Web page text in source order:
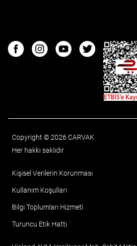
FacebookInstagramYoutubeTwitter
ETBIS
Copyright © 2026 CARVAK
Her hakkı saklıdır
Kişisel Verilerin Korunması
Kullanım Koşulları
Bilgi Toplumları Hizmeti
Turuncu Etik Hattı